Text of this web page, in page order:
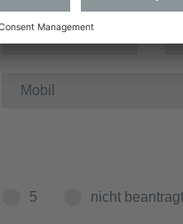
5 nicht beantragt